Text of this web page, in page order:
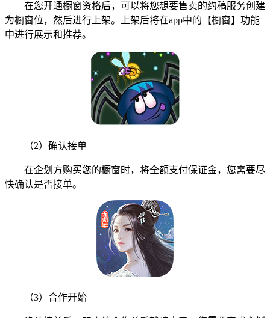
在您开通橱窗资格后，可以将您想要售卖的约稿服务创建
为橱窗位，然后进行上架。上架后将在app中的【橱窗】功能
中进行展示和推荐。
（2）确认接单
在企划方购买您的橱窗时，将全额支付保证金，您需要尽
快确认是否接单。
（3）合作开始